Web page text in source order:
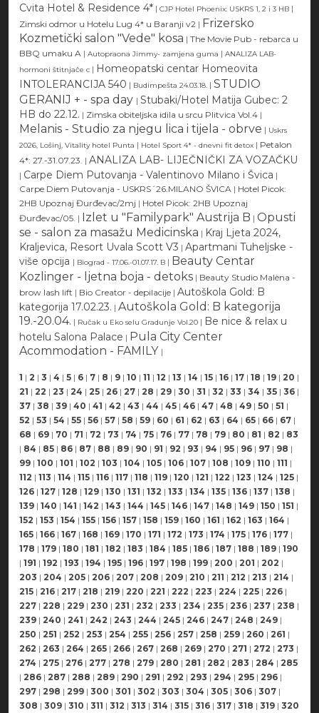
Cvita Hotel & Residence 4* | CJP Hotel Phoenix: USKRS 1, 2 i 3 HB |
Zimski odmor u Hotelu Lug 4* u Baranji v2 | Frizersko
Kozmetički salon "Vede" kosa | The Movie Pub - rebarca u
BBQ umaku A | Autopraona Jimmy- zamjena guma | ANALIZA LAB-
hormoni štitnjače c | Homeopatski centar Homeovita
INTOLERANCIJA 540 | Budimpešta 24.03.18. | STUDIO
GERANIJ + - spa day | Stubaki/Hotel Matija Gubec: 2
HB do 22.12. | Zimska obiteljska idila u srcu Plitvica Vol.4 |
Melanis - Studio za njegu lica i tijela - obrve | Uskrs
2026, Lošinj, Vitality hotel Punta | Hotel Sport 4* - dnevni fit detox | Petalon
4*: 27.-31.07.23. | ANALIZA LAB- LIJEČNIČKI ZA VOZAČKU
| Carpe Diem Putovanja - Valentinovo Milano i Švica |
Carpe Diem Putovanja - USKRS´26.MILANO ŠVICA | Hotel Picok:
2HB Upoznaj Đurđevac/2mj | Hotel Picok: 2HB Upoznaj
Đurđevac/05. | Izlet u "Familypark" Austrija B | Opusti
se - salon za masažu Medicinska | Kraj Ljeta 2024,
Kraljevica, Resort Uvala Scott V3 | Apartmani Tuheljske -
više opcija | Biograd - 17.06.-01.07.17. B | Beauty Centar
Kozlinger - ljetna boja - detoks | Beauty Studio Malèna -
brow lash lift | Bio Creator - depilacije | Autoškola Gold: B
kategorija 17.02.23. | Autoškola Gold: B kategorija
19.-20.04. | Ručak u Eko selu Gradunje Vol.20 | Be nice & relax u
hotelu Salona Palace | Pula City Center
Acommodation - FAMILY |
1 | 2 | 3 | 4 | 5 | 6 | 7 | 8 | 9 | 10 | 11 | 12 | 13 | 14 | 15 | 16 | 17 | 18 | 19 | 20 |
21 | 22 | 23 | 24 | 25 | 26 | 27 | 28 | 29 | 30 | 31 | 32 | 33 | 34 | 35 | 36 |
37 | 38 | 39 | 40 | 41 | 42 | 43 | 44 | 45 | 46 | 47 | 48 | 49 | 50 | 51 |
52 | 53 | 54 | 55 | 56 | 57 | 58 | 59 | 60 | 61 | 62 | 63 | 64 | 65 | 66 | 67 |
68 | 69 | 70 | 71 | 72 | 73 | 74 | 75 | 76 | 77 | 78 | 79 | 80 | 81 | 82 | 83
| 84 | 85 | 86 | 87 | 88 | 89 | 90 | 91 | 92 | 93 | 94 | 95 | 96 | 97 | 98 |
99 | 100 | 101 | 102 | 103 | 104 | 105 | 106 | 107 | 108 | 109 | 110 | 111 |
112 | 113 | 114 | 115 | 116 | 117 | 118 | 119 | 120 | 121 | 122 | 123 | 124 | 125 |
126 | 127 | 128 | 129 | 130 | 131 | 132 | 133 | 134 | 135 | 136 | 137 | 138 |
139 | 140 | 141 | 142 | 143 | 144 | 145 | 146 | 147 | 148 | 149 | 150 | 151 |
152 | 153 | 154 | 155 | 156 | 157 | 158 | 159 | 160 | 161 | 162 | 163 | 164 |
165 | 166 | 167 | 168 | 169 | 170 | 171 | 172 | 173 | 174 | 175 | 176 | 177 |
178 | 179 | 180 | 181 | 182 | 183 | 184 | 185 | 186 | 187 | 188 | 189 | 190
| 191 | 192 | 193 | 194 | 195 | 196 | 197 | 198 | 199 | 200 | 201 | 202 |
203 | 204 | 205 | 206 | 207 | 208 | 209 | 210 | 211 | 212 | 213 | 214 |
215 | 216 | 217 | 218 | 219 | 220 | 221 | 222 | 223 | 224 | 225 | 226 |
227 | 228 | 229 | 230 | 231 | 232 | 233 | 234 | 235 | 236 | 237 | 238 |
239 | 240 | 241 | 242 | 243 | 244 | 245 | 246 | 247 | 248 | 249 |
250 | 251 | 252 | 253 | 254 | 255 | 256 | 257 | 258 | 259 | 260 | 261 |
262 | 263 | 264 | 265 | 266 | 267 | 268 | 269 | 270 | 271 | 272 | 273 |
274 | 275 | 276 | 277 | 278 | 279 | 280 | 281 | 282 | 283 | 284 | 285
| 286 | 287 | 288 | 289 | 290 | 291 | 292 | 293 | 294 | 295 | 296 |
297 | 298 | 299 | 300 | 301 | 302 | 303 | 304 | 305 | 306 | 307 |
308 | 309 | 310 | 311 | 312 | 313 | 314 | 315 | 316 | 317 | 318 | 319 | 320